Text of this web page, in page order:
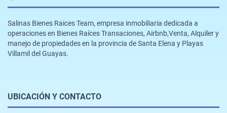
Salinas Bienes Raices Team, empresa inmobiliaria dedicada a
operaciones en Bienes Raíces Transaciones, Airbnb,Venta, Alquiler y
manejo de propiedades en la provincia de Santa Elena y Playas
Villamil del Guayas.
UBICACIÓN Y CONTACTO